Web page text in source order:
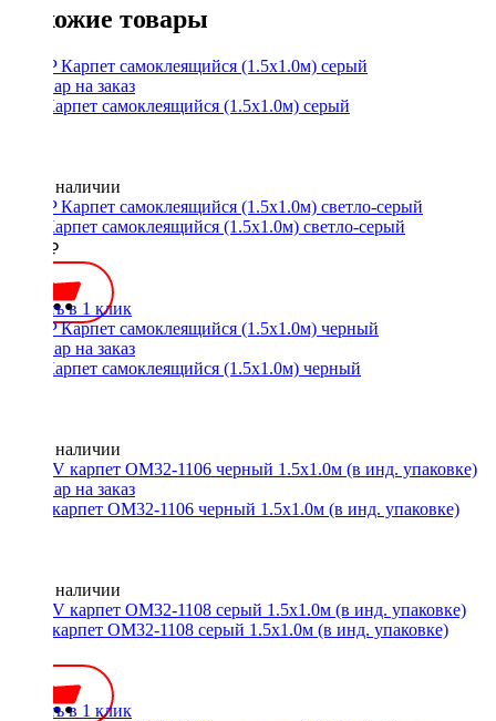
Похожие товары
STP Карпет самоклеящийся (1.5х1.0м) серый
Нет в наличии
STP Карпет самоклеящийся (1.5х1.0м) светло-серый
1300 ₽
Купить в 1 клик
STP Карпет самоклеящийся (1.5х1.0м) черный
Нет в наличии
ACV карпет OM32-1106 черный 1.5х1.0м (в инд. упаковке)
Нет в наличии
ACV карпет OM32-1108 серый 1.5х1.0м (в инд. упаковке)
Купить в 1 клик